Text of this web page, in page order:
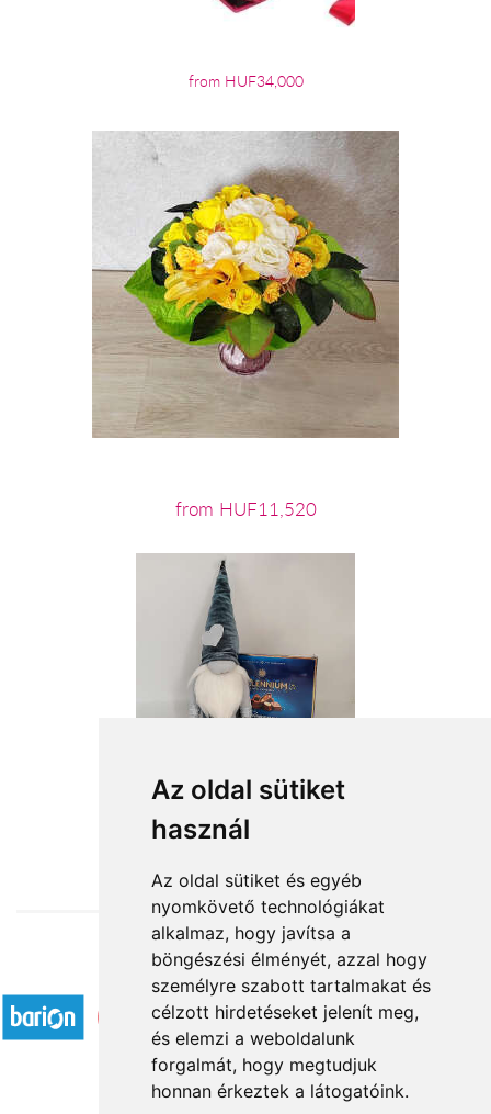
Az oldal sütiket
használ
Az oldal sütiket és egyéb
nyomkövető technológiákat
alkalmaz, hogy javítsa a
böngészési élményét, azzal hogy
személyre szabott tartalmakat és
célzott hirdetéseket jelenít meg,
és elemzi a weboldalunk
forgalmát, hogy megtudjuk
honnan érkeztek a látogatóink.
from HUF34,000
from HUF11,520
from HUF12,880
Accepted payment methods